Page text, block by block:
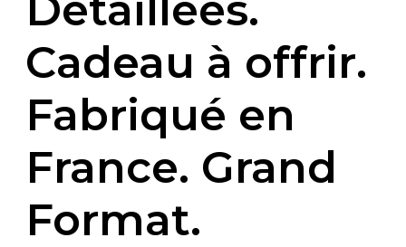
Cadeau à offrir.
Fabriqué en
France. Grand
Format.